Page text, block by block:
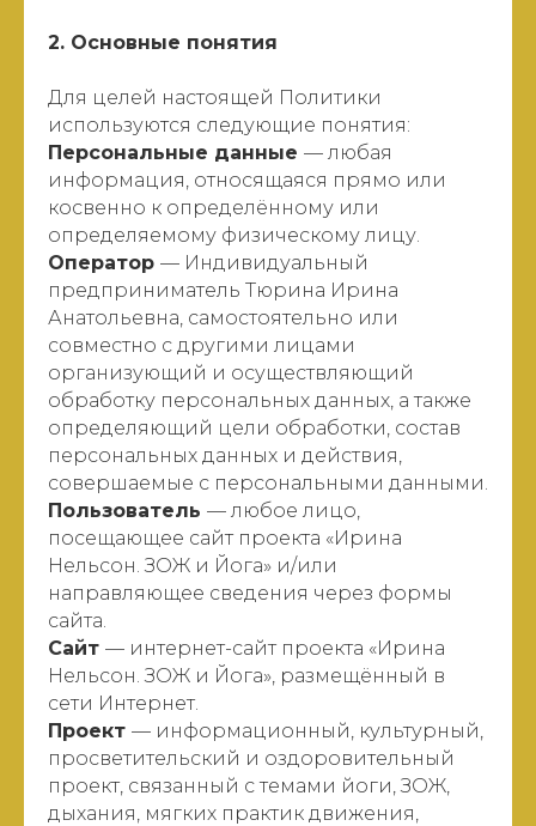
2. Основные понятия
Для целей настоящей Политики
используются следующие понятия:
Персональные данные — любая
информация, относящаяся прямо или
косвенно к определённому или
определяемому физическому лицу.
Оператор — Индивидуальный
предприниматель Тюрина Ирина
Анатольевна, самостоятельно или
совместно с другими лицами
организующий и осуществляющий
обработку персональных данных, а также
определяющий цели обработки, состав
персональных данных и действия,
совершаемые с персональными данными.
Пользователь — любое лицо,
посещающее сайт проекта «Ирина
Нельсон. ЗОЖ и Йога» и/или
направляющее сведения через формы
сайта.
Сайт — интернет-сайт проекта «Ирина
Нельсон. ЗОЖ и Йога», размещённый в
сети Интернет.
Проект — информационный, культурный,
просветительский и оздоровительный
проект, связанный с темами йоги, ЗОЖ,
дыхания, мягких практик движения,